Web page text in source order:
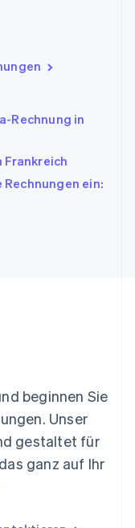
Rechnung in
Frankreich
ein:
beginnen Sie
Unser
gestaltet für
ganz auf Ihr